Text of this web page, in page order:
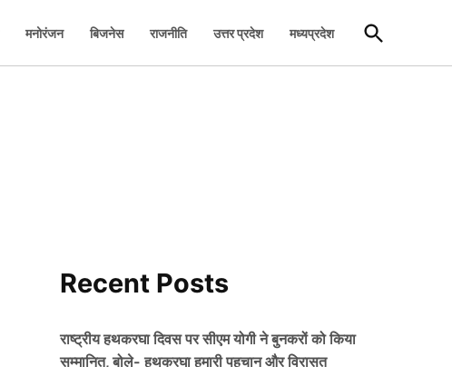
मनोरंजन बिजनेस राजनीति उत्तर प्रदेश मध्यप्रदेश
Open
Search
Recent Posts
राष्ट्रीय हथकरघा दिवस पर सीएम योगी ने बुनकरों को किया
सम्मानित, बोले- हथकरघा हमारी पहचान और विरासत